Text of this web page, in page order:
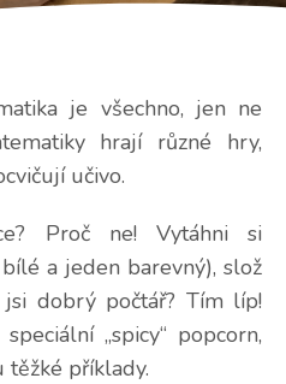
je všechno, jen ne
hrají různé hry,
učivo.
Proč ne! Vytáhni si
a jeden barevný), slož
dobrý počtář? Tím líp!
„spicy“ popcorn,
příklady.